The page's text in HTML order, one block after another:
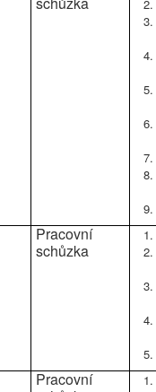
Pracovní
schůzka
Pracovní